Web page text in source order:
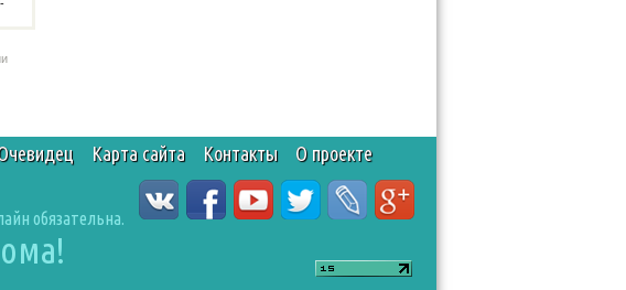
Карта сайта Контакты О проекте
обязательна.